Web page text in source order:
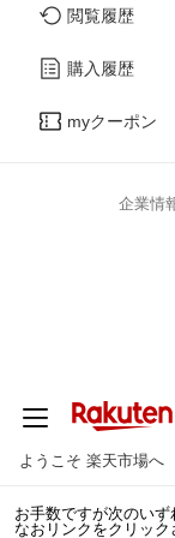
閲覧履歴
購入履歴
myクーポン
企業情
ようこそ 楽天市場へ
お手数ですが次のいず
なおリンクをクリッ